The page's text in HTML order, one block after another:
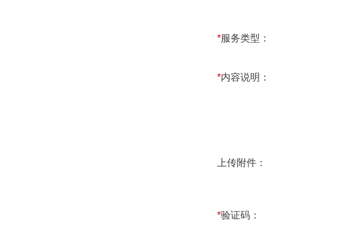
*服务类型：
*内容说明：
上传附件：
*验证码：